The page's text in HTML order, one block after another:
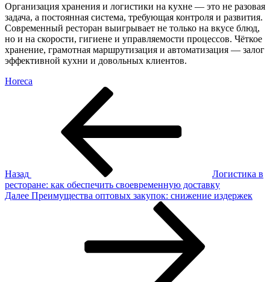
Организация хранения и логистики на кухне — это не разовая
задача, а постоянная система, требующая контроля и развития.
Современный ресторан выигрывает не только на вкусе блюд,
но и на скорости, гигиене и управляемости процессов. Чёткое
хранение, грамотная маршрутизация и автоматизация — залог
эффективной кухни и довольных клиентов.
Horeca
Назад
Логистика в
ресторане: как обеспечить своевременную доставку
Следующая
Далее Преимущества оптовых закупок: снижение издержек